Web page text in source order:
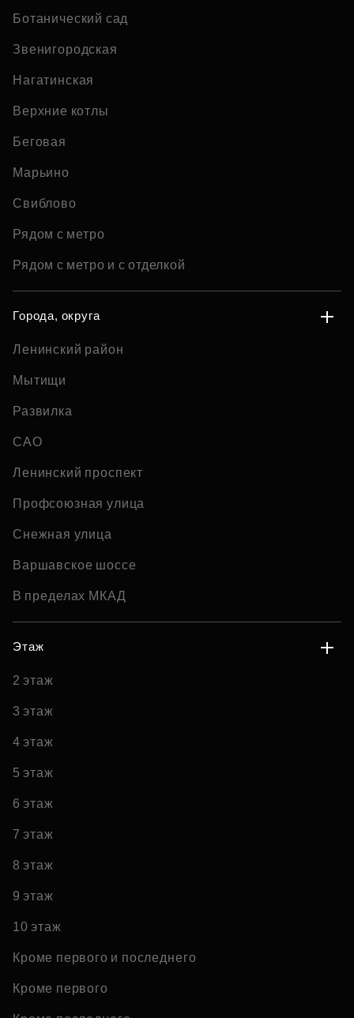
Ботанический сад
Звенигородская
Нагатинская
Верхние котлы
Беговая
Марьино
Свиблово
Рядом с метро
Рядом с метро и с отделкой
Города, округа
Ленинский район
Мытищи
Развилка
САО
Ленинский проспект
Профсоюзная улица
Снежная улица
Варшавское шоссе
В пределах МКАД
Этаж
2 этаж
3 этаж
4 этаж
5 этаж
6 этаж
7 этаж
8 этаж
9 этаж
10 этаж
Кроме первого и последнего
Кроме первого